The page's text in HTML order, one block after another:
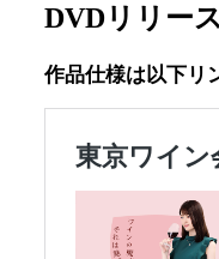
DVDリリー
作品仕様は以下リ